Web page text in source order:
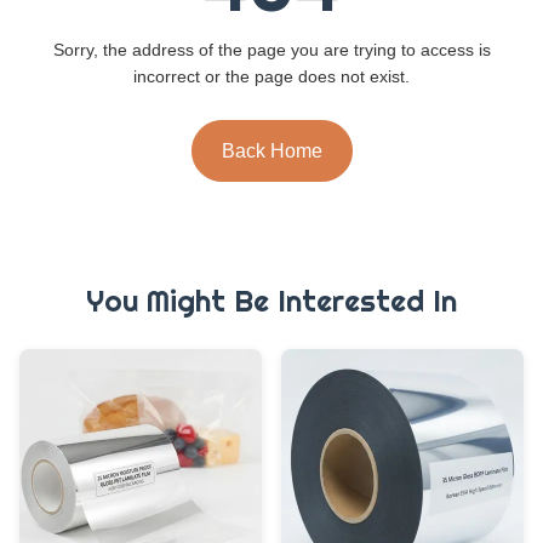
Sorry, the address of the page you are trying to access is
incorrect or the page does not exist.
Back Home
You Might Be Interested In